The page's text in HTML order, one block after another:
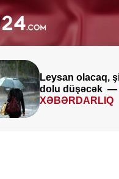
Leysan olacaq,
dolu düşəcək —
XƏBƏRDARLIQ